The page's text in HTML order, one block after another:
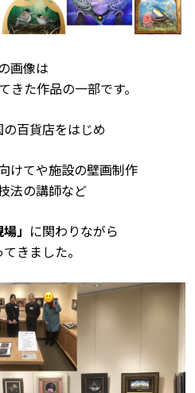
画像は
きた作品の一部です。
百貨店をはじめ
けてや施設の壁画制作
法の講師など
」 に関わりながら
きました。